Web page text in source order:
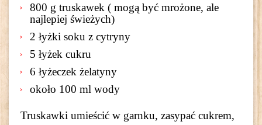
800 g truskawek ( mogą być mrożone, ale
najlepiej świeżych)
2 łyżki soku z cytryny
5 łyżek cukru
6 łyżeczek żelatyny
około 100 ml wody
Truskawki umieścić w garnku, zasypać cukrem,